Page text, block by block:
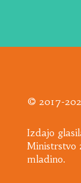
© 2017-
Izdajo
Ministrstvo
mladino.